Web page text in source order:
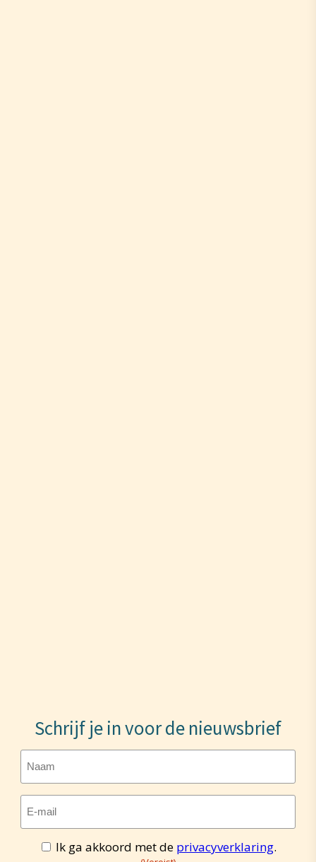
Schrijf je in voor de nieuwsbrief
Naam
E-
mailadres(Vereist)
Toestemming(Vereist)
Ik ga akkoord met de privacyverklaring.